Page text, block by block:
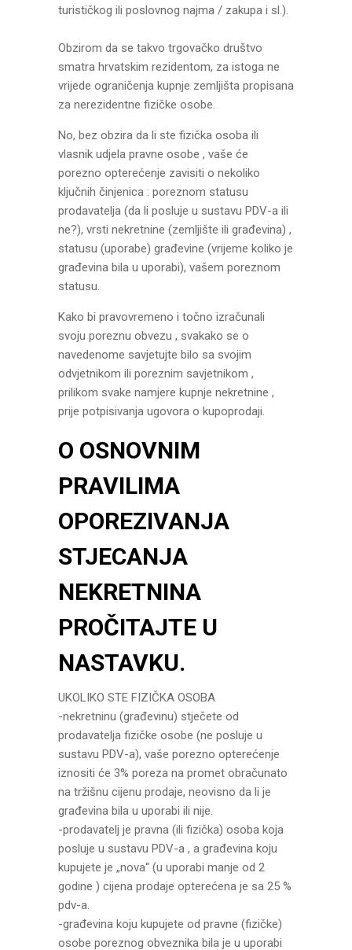
turističkog ili poslovnog najma / zakupa i sl.).
Obzirom da se takvo trgovačko društvo
smatra hrvatskim rezidentom, za istoga ne
vrijede ograničenja kupnje zemljišta propisana
za nerezidentne fizičke osobe.
No, bez obzira da li ste fizička osoba ili
vlasnik udjela pravne osobe , vaše će
porezno opterećenje zavisiti o nekoliko
ključnih činjenica : poreznom statusu
prodavatelja (da li posluje u sustavu PDV-a ili
ne?), vrsti nekretnine (zemljište ili građevina) ,
statusu (uporabe) građevine (vrijeme koliko je
građevina bila u uporabi), vašem poreznom
statusu.
Kako bi pravovremeno i točno izračunali
svoju poreznu obvezu , svakako se o
navedenome savjetujte bilo sa svojim
odvjetnikom ili poreznim savjetnikom ,
prilikom svake namjere kupnje nekretnine ,
prije potpisivanja ugovora o kupoprodaji.
O OSNOVNIM
PRAVILIMA
OPOREZIVANJA
STJECANJA
NEKRETNINA
PROČITAJTE U
NASTAVKU.
UKOLIKO STE FIZIČKA OSOBA
-nekretninu (građevinu) stječete od
prodavatelja fizičke osobe (ne posluje u
sustavu PDV-a), vaše porezno opterećenje
iznositi će 3% poreza na promet obračunato
na tržišnu cijenu prodaje, neovisno da li je
građevina bila u uporabi ili nije.
-prodavatelj je pravna (ili fizička) osoba koja
posluje u sustavu PDV-a , a građevina koju
kupujete je „nova“ (u uporabi manje od 2
godine ) cijena prodaje opterećena je sa 25 %
pdv-a.
-građevina koju kupujete od pravne (fizičke)
osobe poreznog obveznika bila je u uporabi